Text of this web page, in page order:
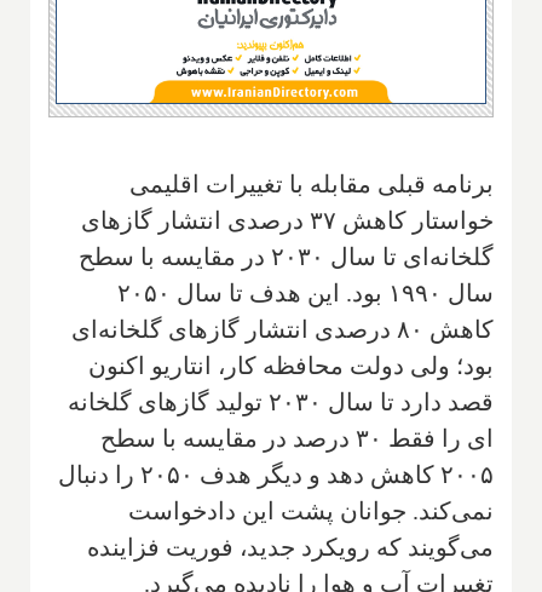
برنامه قبلی مقابله با تغییرات اقلیمی
خواستار کاهش ۳۷ درصدی انتشار گازهای
گلخانه‌ای تا سال ۲۰۳۰ در مقایسه با سطح
سال ۱۹۹۰ بود. این هدف تا سال ۲۰۵۰
کاهش ۸۰ درصدی انتشار گازهای گلخانه‌ای
بود؛ ولی دولت محافظه کار‌، انتاریو اکنون
قصد دارد تا سال ۲۰۳۰ تولید گازهای گلخانه
ای را فقط ۳۰ درصد در مقایسه با سطح
۲۰۰۵ کاهش دهد و دیگر هدف ۲۰۵۰ را دنبال
نمی‌کند. جوانان پشت این دادخواست
می‌گویند که رویکرد جدید، فوریت فزاینده
تغییرات آب و هوا را نادیده می‌گیرد.